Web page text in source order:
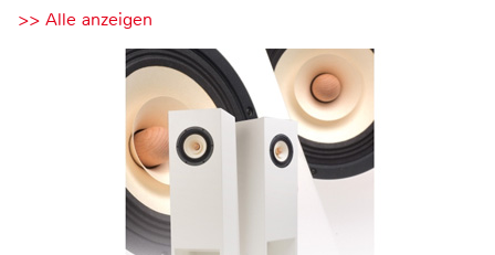
>> Alle anzeigen